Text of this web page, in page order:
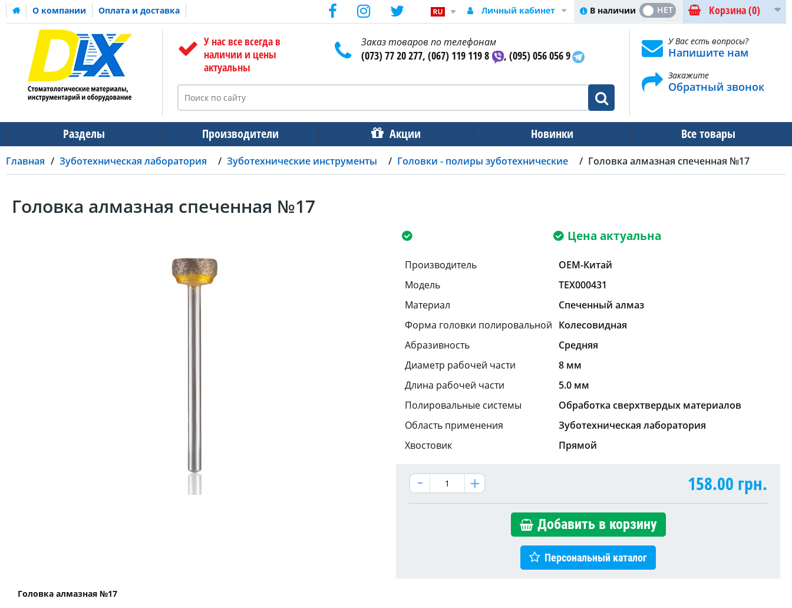
О компании Оплата и доставка Корзина(0)
В наличии
ДА НЕТ
Личный кабинет
У нас все всегда в
наличии и цены
актуальны
Заказ товаров по телефонам
(073) 77 20 277, (067) 119 119 8 , (095) 056 056 9
У Вас есть вопросы?
Напишите нам
Закажите
Обратный звонок
Разделы Производители Акции Новинки Все товары
Главная Зуботехническая лаборатория Зуботехнические инструменты Головки - полиры зуботехнические Головка алмазная спеченная №17
Головка алмазная спеченная №17
Цена актуальна
Производитель
OEM-Китай
Модель
TEX000431
Материал
Спеченный алмаз
Форма головки полировальной Колесовидная
Абразивность
Средняя
Диаметр рабочей части
8 мм
Длина рабочей части
5.0 мм
Полировальные системы
Обработка сверхтвердых материалов
Область применения
Зуботехническая лаборатория
Хвостовик
Прямой
158.00 грн.
Добавить в корзину
Персональный каталог
Головка алмазная №17